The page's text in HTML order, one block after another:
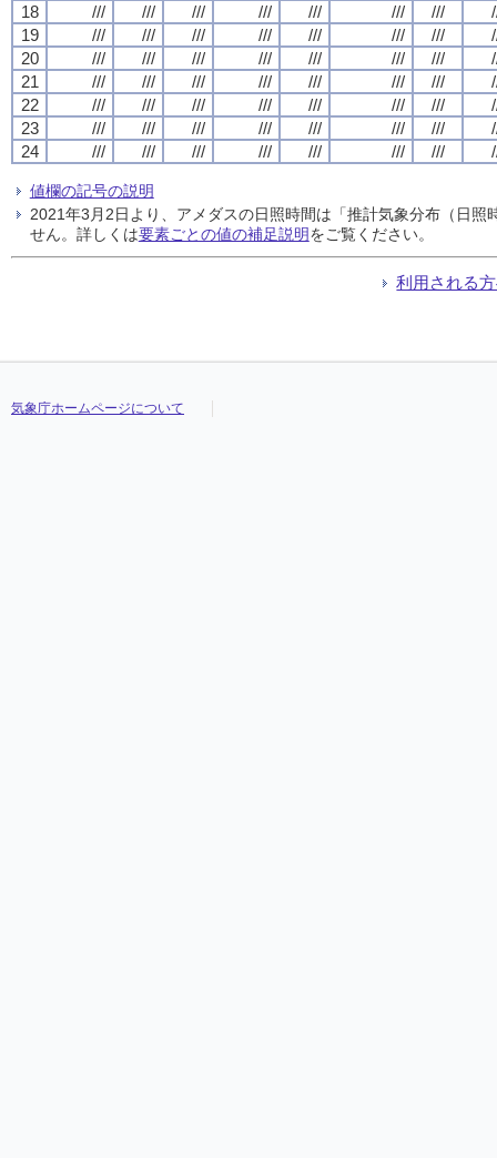
18
/// /// /// /// /// /// ///
19
/// /// /// /// /// /// ///
20
/// /// /// /// /// /// ///
21
/// /// /// /// /// /// ///
22
/// /// /// /// /// /// ///
23
/// /// /// /// /// /// ///
24
/// /// /// /// /// /// ///
値欄の記号の説明
2021年3月2日より、アメダスの日照時間は「推計気象分布（日
せん。詳しくは要素ごとの値の補足説明をご覧ください。
利用される
気象庁ホームページについて